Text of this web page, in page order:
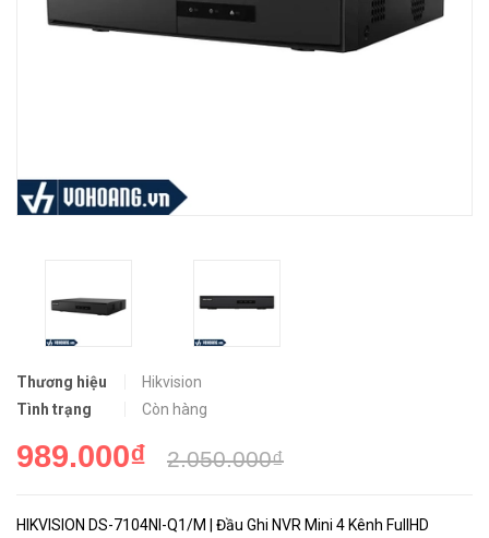
Thương hiệu
Hikvision
Tình trạng
Còn hàng
989.000₫ 2.050.000₫
HIKVISION DS-7104NI-Q1/M | Đầu Ghi NVR Mini 4 Kênh FullHD